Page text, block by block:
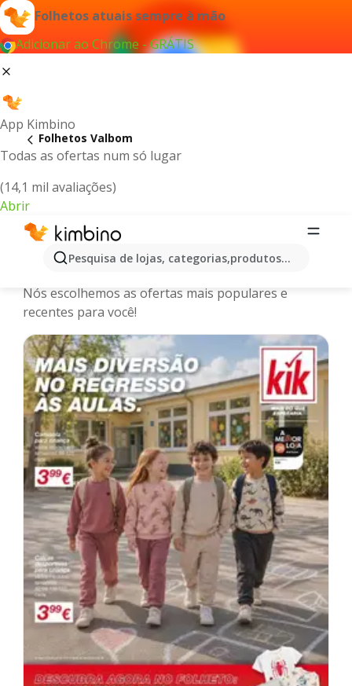
Folhetos atuais sempre à mão
Adicionar ao Chrome - GRÁTIS
App Kimbino
Todas as ofertas num só lugar
(14,1 mil avaliações)
Abrir
Pesquisa de lojas, categorias,produtos...
Folhetos Valbom
Valbom - Últimos folhetos, catálogos
Nós escolhemos as ofertas mais populares e
recentes para você!